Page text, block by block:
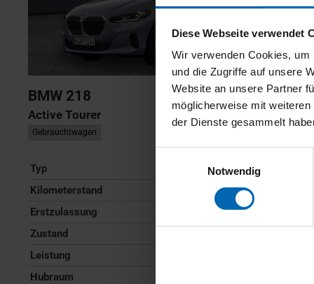
Diese Webseite verwendet
Wir verwenden Cookies,
und die Zugriffe auf unsere
Website an unsere Partner
möglicherweise mit
der Dienste gesammelt
Notwendig
BMW 218
Active Tourer
Gebrauchtwagen
Typ
Kilometerstand
Erstzulassung
Zustand
Leistung
Hubraum